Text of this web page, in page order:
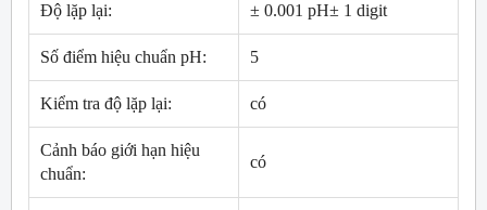
Độ lặp lại: ± 0.001 pH± 1 digit
Số điểm hiệu chuẩn pH: 5
Kiểm tra độ lặp lại: có
Cảnh báo giới hạn hiệu
chuẩn:
có